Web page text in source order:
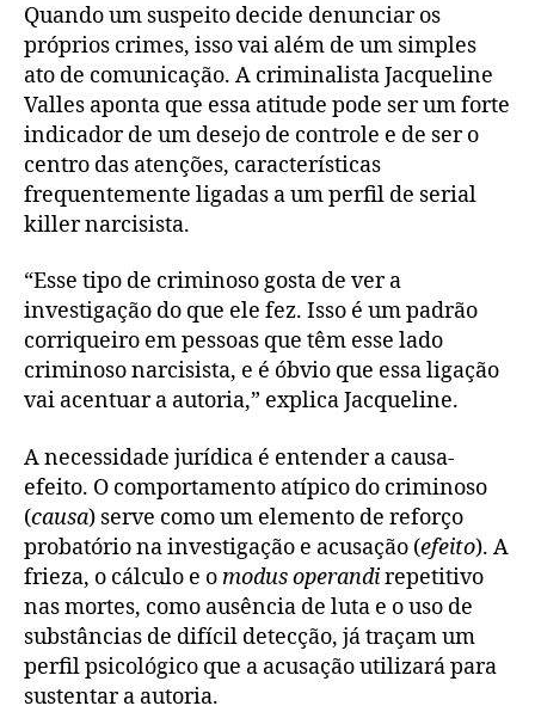
Quando um suspeito decide denunciar os
próprios crimes, isso vai além de um simples
ato de comunicação. A criminalista Jacqueline
Valles aponta que essa atitude pode ser um forte
indicador de um desejo de controle e de ser o
centro das atenções, características
frequentemente ligadas a um perfil de serial
killer narcisista.
“Esse tipo de criminoso gosta de ver a
investigação do que ele fez. Isso é um padrão
corriqueiro em pessoas que têm esse lado
criminoso narcisista, e é óbvio que essa ligação
vai acentuar a autoria,” explica Jacqueline.
A necessidade jurídica é entender a causa-
efeito. O comportamento atípico do criminoso
(causa) serve como um elemento de reforço
probatório na investigação e acusação (efeito). A
frieza, o cálculo e omodus operandirepetitivo
nas mortes, como ausência de luta e o uso de
substâncias de difícil detecção, já traçam um
perfil psicológico que a acusação utilizará para
sustentar a autoria.